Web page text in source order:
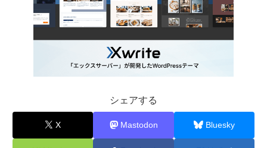
シェアする
X Mastodon Bluesky